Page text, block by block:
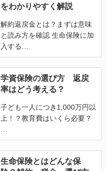
をわかりやすく解説
解約返戻金とは？まずは意味
と読み方を確認 生命保険に加
入する
学資保険の選び方 返戻
率はどう考える？
子ども一人につき1,000万円以
上！？教育費はいくら必要？
生命保険とはどんな保